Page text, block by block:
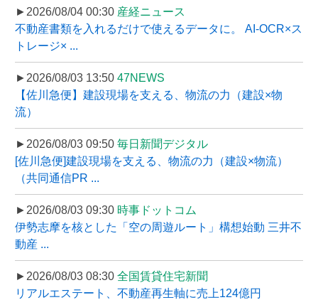
►2026/08/04 00:30 産経ニュース
不動産書類を入れるだけで使えるデータに。 AI-OCR×ス
トレージ× ...
►2026/08/03 13:50 47NEWS
【佐川急便】建設現場を支える、物流の力（建設×物
流）
►2026/08/03 09:50 毎日新聞デジタル
[佐川急便]建設現場を支える、物流の力（建設×物流）
（共同通信PR ...
►2026/08/03 09:30 時事ドットコム
伊勢志摩を核とした「空の周遊ルート」構想始動 三井不
動産 ...
►2026/08/03 08:30 全国賃貸住宅新聞
リアルエステート、不動産再生軸に売上124億円